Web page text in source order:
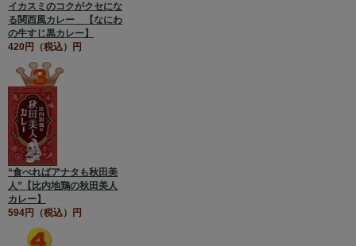
イカスミのコクがクセにな
る関西風カレー 【なにわ
の牛すじ黒カレー】
420円（税込）円
“食べればアナタも秋田美
人”【比内地鶏の秋田美人
カレー】
594円（税込）円